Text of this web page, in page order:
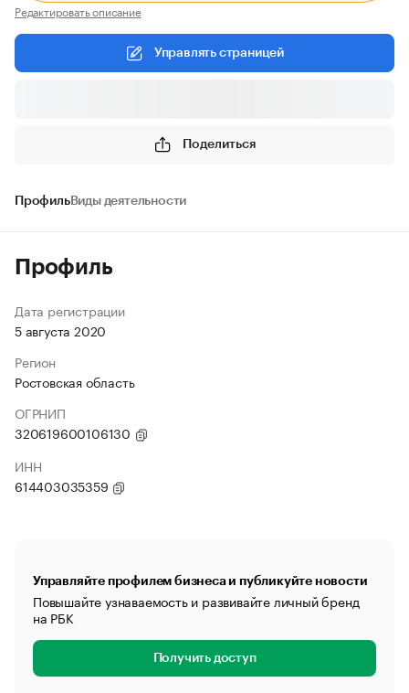
Редактировать описание
Управлять страницей
Поделиться
ПрофильВиды деятельности
Профиль
Дата регистрации
5 августа 2020
Регион
Ростовская область
ОГРНИП
320619600106130
ИНН
614403035359
Управляйте профилем бизнеса и публикуйте новости
Повышайте узнаваемость и развивайте личный бренд
на РБК
Получить доступ